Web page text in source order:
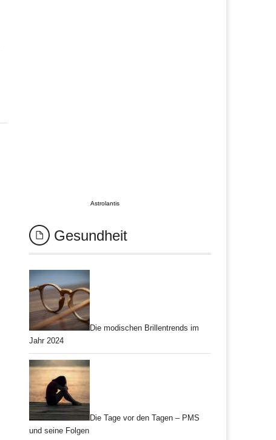
Astrolantis
Gesundheit
Die modischen Brillentrends im
Jahr 2024
Die Tage vor den Tagen – PMS
und seine Folgen